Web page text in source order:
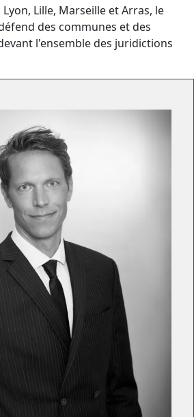
Lille, Marseille et Arras, le
des communes et des
l'ensemble des juridictions